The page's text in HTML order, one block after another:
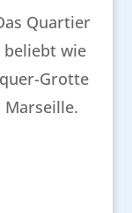
Quartier
wie
Grotte